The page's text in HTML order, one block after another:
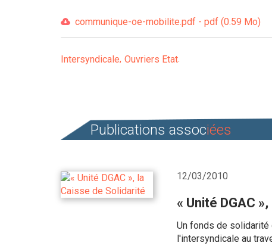
communique-oe-mobilite.pdf - pdf (0.59 Mo)
Intersyndicale Ouvriers Etat
Publications associées
12/03/2010
« Unité DGAC
Un fonds de solidarité
l'intersyndicale au